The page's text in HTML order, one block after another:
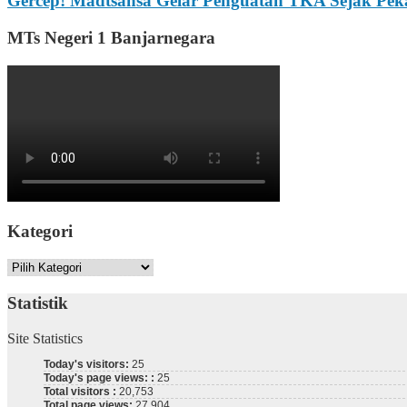
MTs Negeri 1 Banjarnegara
Kategori
Kategori
Statistik
Site Statistics
Today's visitors: 25
Today's page views: : 25
Total visitors : 20,753